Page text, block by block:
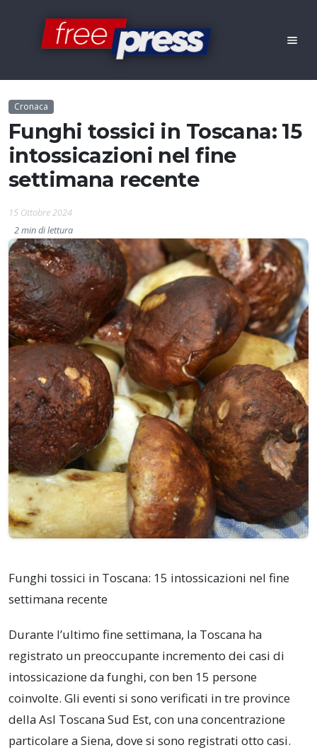
Cronaca
Funghi tossici in Toscana: 15
intossicazioni nel fine
settimana recente
15 Ottobre 2024
2 min di lettura
Funghi tossici in Toscana: 15 intossicazioni nel fine
settimana recente
Durante l’ultimo fine settimana, la Toscana ha
registrato un preoccupante incremento dei casi di
intossicazione da funghi, con ben 15 persone
coinvolte. Gli eventi si sono verificati in tre province
della Asl Toscana Sud Est, con una concentrazione
particolare a Siena, dove si sono registrati otto casi.